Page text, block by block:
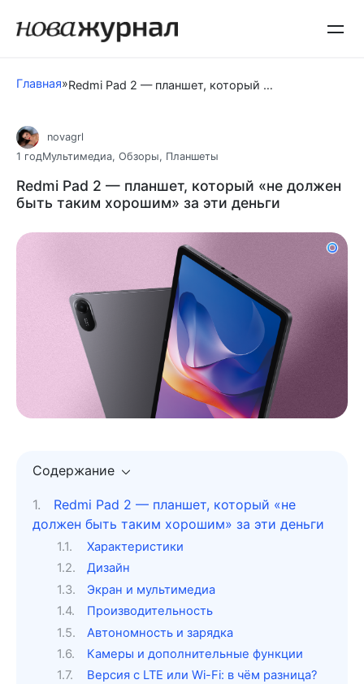
Главная» Redmi Pad 2 — планшет, который «не должен быть таким хорошим» за эти деньги
novagrl
1 годМультимедиа, Обзоры, Планшеты
Redmi Pad 2 — планшет, который «не должен
быть таким хорошим» за эти деньги
Содержание
Redmi Pad 2 — планшет, который «не
должен быть таким хорошим» за эти деньги
Характеристики
Дизайн
Экран и мультимедиа
Производительность
Автономность и зарядка
Камеры и дополнительные функции
Версия с LTE или Wi-Fi: в чём разница?